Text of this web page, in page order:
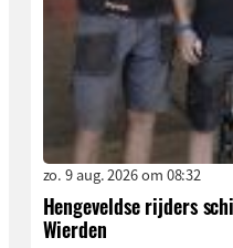
zo. 9 aug. 2026 om 08:32
Hengeveldse rijders
Wierden